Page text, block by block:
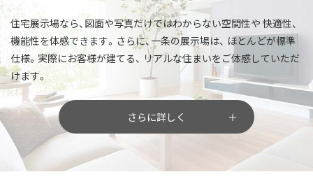
住宅展示場なら、図面や写真だけではわからない空間性や 快適性、
機能性を体感できます。さらに、一条の展示場は、 ほとんどが標準
仕様。実際にお客様が建てる、 リアルな住まいをご体感していただ
けます。
さらに詳しく